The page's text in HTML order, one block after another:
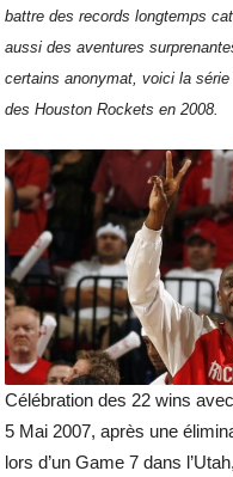
battre des records longtemps
aussi des aventures
certains anonymat, voici la
des Houston Rockets en 2008.
Célébration des 22 wins
5 Mai 2007, après une
lors d’un Game 7 dans